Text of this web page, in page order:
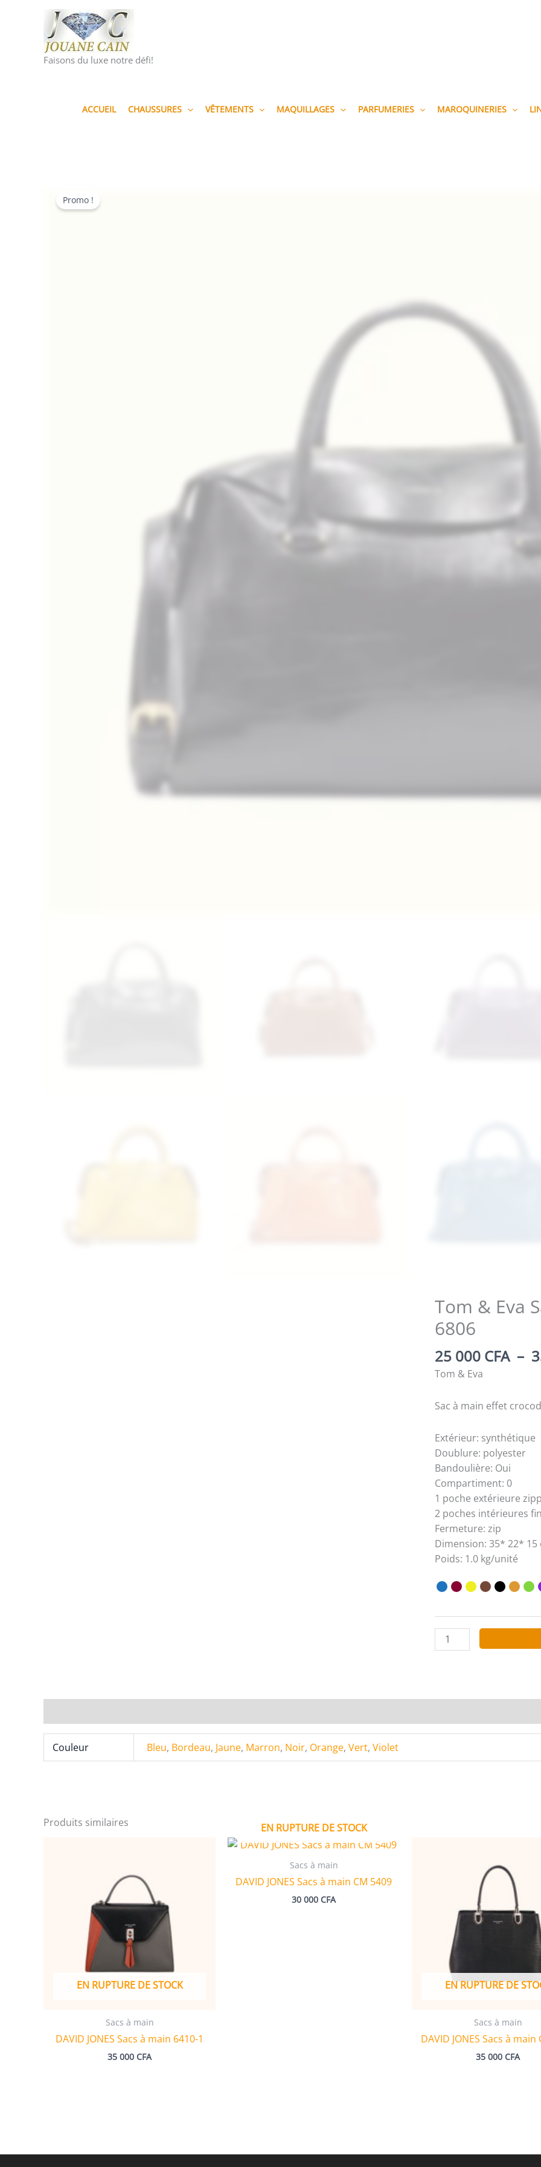
Faisons du luxe notre défi!
ACCUEIL CHAUSSURES VÊTEMENTS MAQUILLAGES PARFUMERIES MAROQUINERIES
Promo !
Tom & Eva
6806
25 000 CFA –
Tom & Eva
Sac à main effet
Extérieur: synthétique
Doublure: polyester
Bandoulière: Oui
Compartiment: 0
1 poche extérieure
2 poches intérieures
Fermeture: zip
Dimension: 35* 22* 15
Poids: 1.0 kg/unité
quantité
de
à
Couleur Bleu, Bordeau, Jaune, Marron, Noir, Orange,Vert,Violet
Produits similaires
EN RUPTURE DE STOCK
Sacs à main
DAVID JONES Sacs à main 6410-1
35 000 CFA
EN RUPTURE DE STOCK
Sacs à main
DAVID JONES Sacs à main CM 5409
30 000 CFA
EN RUPTURE DE
Sacs à main
DAVID JONES Sacs à main
35 000 CFA